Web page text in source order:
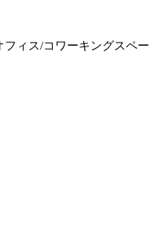
ィス/コワーキングスペー